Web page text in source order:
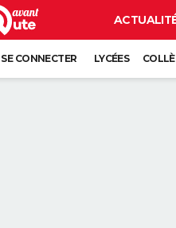
SE CONNECTER LYCÉES